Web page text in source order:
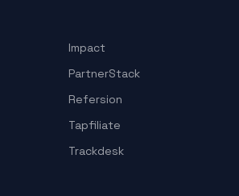
Impact
PartnerStack
Refersion
Tapfiliate
Trackdesk